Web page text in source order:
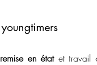
remise en état et travail